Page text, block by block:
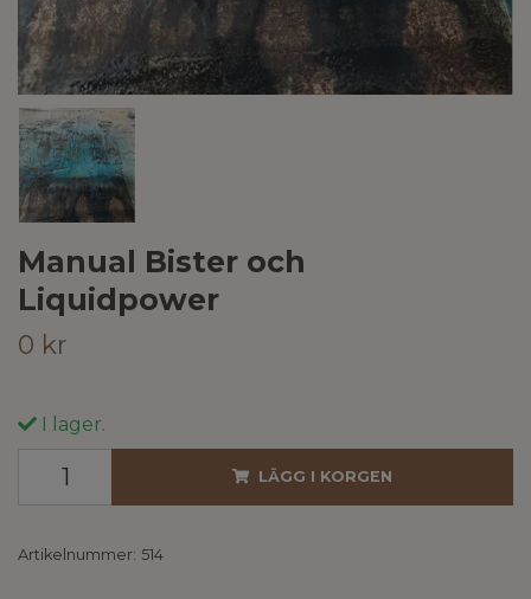
Manual Bister och
Liquidpower
0 kr
I lager.
LÄGG I KORGEN
Artikelnummer: 514